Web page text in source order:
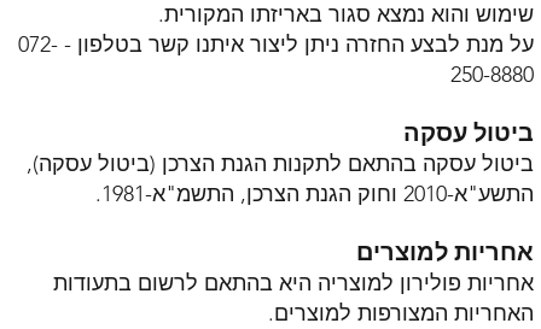
שימוש והוא נמצא סגור באריזתו המקורית.
על מנת לבצע החזרה ניתן ליצור איתנו קשר בטלפון - 072-
250-8880
ביטול עסקה
ביטול עסקה בהתאם לתקנות הגנת הצרכן (ביטול עסקה),
התשע"א-2010 וחוק הגנת הצרכן, התשמ"א-1981.
אחריות למוצרים
אחריות פולירון למוצריה היא בהתאם לרשום בתעודות
האחריות המצורפות למוצרים.